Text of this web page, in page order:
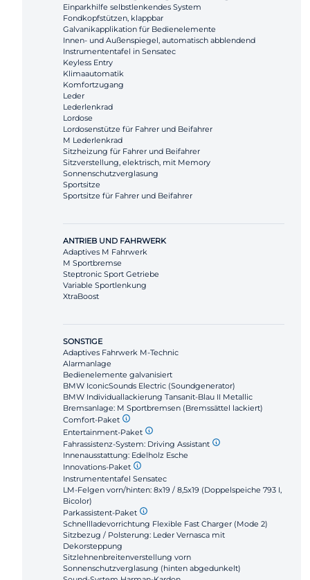
Einparkhilfe selbstlenkendes System
Fondkopfstützen, klappbar
Galvanikapplikation für Bedienelemente
Innen- und Außenspiegel, automatisch abblendend
Instrumententafel in Sensatec
Keyless Entry
Klimaautomatik
Komfortzugang
Leder
Lederlenkrad
Lordose
Lordosenstütze für Fahrer und Beifahrer
M Lederlenkrad
Sitzheizung für Fahrer und Beifahrer
Sitzverstellung, elektrisch, mit Memory
Sonnenschutzverglasung
Sportsitze
Sportsitze für Fahrer und Beifahrer
ANTRIEB UND FAHRWERK
Adaptives M Fahrwerk
M Sportbremse
Steptronic Sport Getriebe
Variable Sportlenkung
XtraBoost
SONSTIGE
Adaptives Fahrwerk M-Technic
Alarmanlage
Bedienelemente galvanisiert
BMW IconicSounds Electric (Soundgenerator)
BMW Individuallackierung Tansanit-Blau II Metallic
Bremsanlage: M Sportbremsen (Bremssättel lackiert)
Comfort-Paket
Entertainment-Paket
Fahrassistenz-System: Driving Assistant
Innenausstattung: Edelholz Esche
Innovations-Paket
Instrumententafel Sensatec
LM-Felgen vorn/hinten: 8x19 / 8,5x19 (Doppelspeiche 793 I,
Bicolor)
Parkassistent-Paket
Schnellladevorrichtung Flexible Fast Charger (Mode 2)
Sitzbezug / Polsterung: Leder Vernasca mit
Dekorsteppung
Sitzlehnenbreitenverstellung vorn
Sonnenschutzverglasung (hinten abgedunkelt)